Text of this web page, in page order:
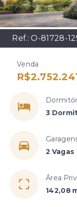
Ref.:O-81728-
Venda
3
2 Vagas
Área
142,08